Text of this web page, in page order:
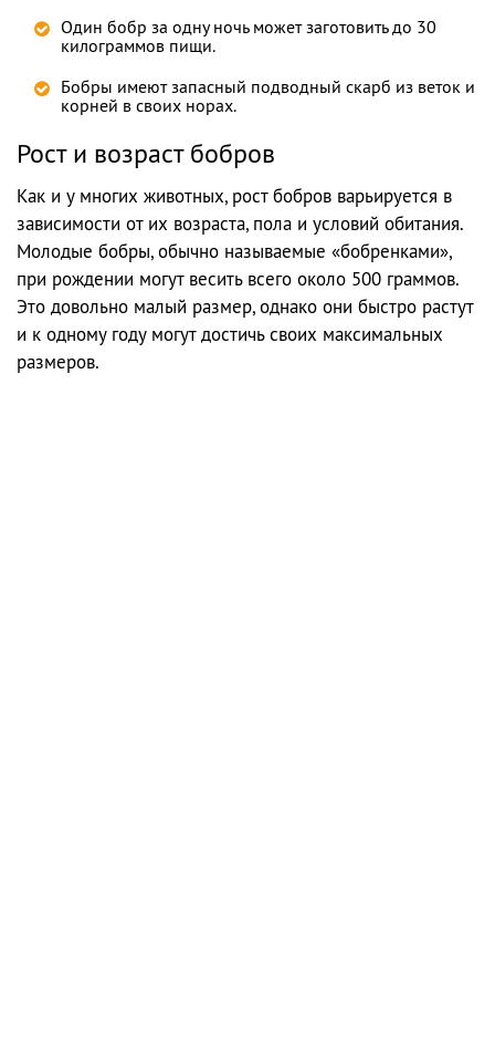
Один бобр за одну ночь может заготовить до 30
килограммов пищи.
Бобры имеют запасный подводный скарб из веток и
корней в своих норах.
Рост и возраст бобров
Как и у многих животных, рост бобров варьируется в
зависимости от их возраста, пола и условий обитания.
Молодые бобры, обычно называемые «бобренками»,
при рождении могут весить всего около 500 граммов.
Это довольно малый размер, однако они быстро растут
и к одному году могут достичь своих максимальных
размеров.